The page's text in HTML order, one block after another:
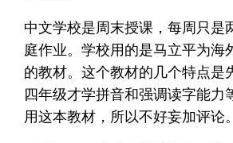
中文学校是周末授课，每周只是
庭作业。学校用的是马立平为海
的教材。这个教材的几个特点是
四年级才学拼音和强调读字能力
用这本教材，所以不好妄加评论。